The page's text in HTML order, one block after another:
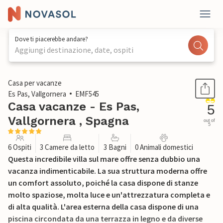
Dove ti piacerebbe andare?
Aggiungi destinazione, date, ospiti
1 / 42
Casa per vacanze
Es Pas, Vallgornera
EMF545
Casa vacanze - Es Pas,
Vallgornera , Spagna
5
out of
5
6 Ospiti 3 Camere da letto 3 Bagni 0 Animali domestici
Questa incredibile villa sul mare offre senza dubbio una
vacanza indimenticabile. La sua struttura moderna offre
un comfort assoluto, poiché la casa dispone di stanze
molto spaziose, molta luce e un'attrezzatura completa e
di alta qualità. L'area esterna della casa dispone di una
piscina circondata da una terrazza in legno e da diverse